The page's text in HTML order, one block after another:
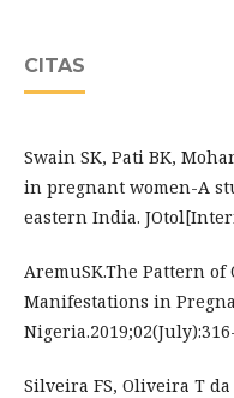
CITAS
Swain SK, Pati BK,
in pregnant women-A
eastern India.
AremuSK.The Pattern
Manifestations in
Silveira FS, Oliveira T